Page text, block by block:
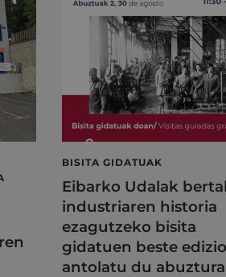
BISITA GIDATUAK
Eibarko Udalak
industriaren historia
ezagutzeko bisita
gidatuen beste
antolatu du